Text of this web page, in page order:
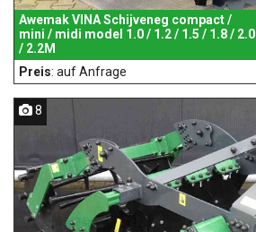
Awemak VINA Schijveneg compact /
mini / midi model 1.0 / 1.2 / 1.5 / 1.8 / 2.0
/ 2.2M
Preis: auf Anfrage
8